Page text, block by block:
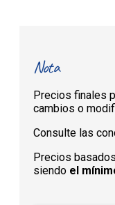
Nota
Precios finales
cambios o
Consulte las
Precios
siendo el